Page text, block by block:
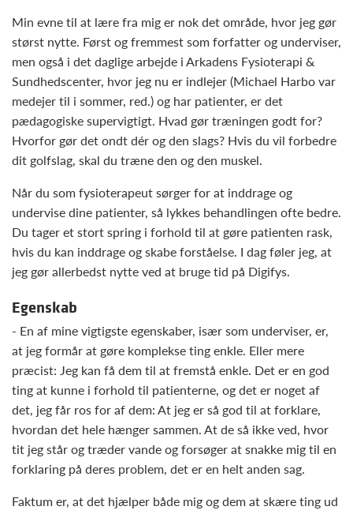
Min evne til at lære fra mig er nok det område, hvor jeg gør
størst nytte. Først og fremmest som forfatter og underviser,
men også i det daglige arbejde i Arkadens Fysioterapi &
Sundhedscenter, hvor jeg nu er indlejer (Michael Harbo var
medejer til i sommer, red.) og har patienter, er det
pædagogiske supervigtigt. Hvad gør træningen godt for?
Hvorfor gør det ondt dér og den slags? Hvis du vil forbedre
dit golfslag, skal du træne den og den muskel.
Når du som fysioterapeut sørger for at inddrage og
undervise dine patienter, så lykkes behandlingen ofte bedre.
Du tager et stort spring i forhold til at gøre patienten rask,
hvis du kan inddrage og skabe forståelse. I dag føler jeg, at
jeg gør allerbedst nytte ved at bruge tid på Digifys.
Egenskab
- En af mine vigtigste egenskaber, især som underviser, er,
at jeg formår at gøre komplekse ting enkle. Eller mere
præcist: Jeg kan få dem til at fremstå enkle. Det er en god
ting at kunne i forhold til patienterne, og det er noget af
det, jeg får ros for af dem: At jeg er så god til at forklare,
hvordan det hele hænger sammen. At de så ikke ved, hvor
tit jeg står og træder vande og forsøger at snakke mig til en
forklaring på deres problem, det er en helt anden sag.
Faktum er, at det hjælper både mig og dem at skære ting ud